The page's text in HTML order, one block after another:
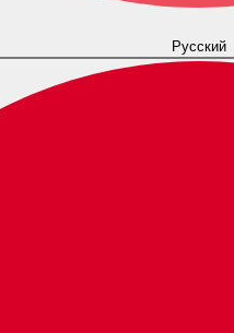
Русский